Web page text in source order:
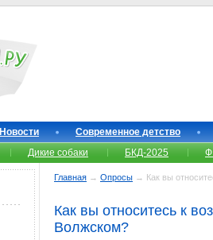
Новости
Современное детство
Дикие собаки БКД-2025
Главная → Опросы → Как вы
Как вы относитесь к
Волжском?